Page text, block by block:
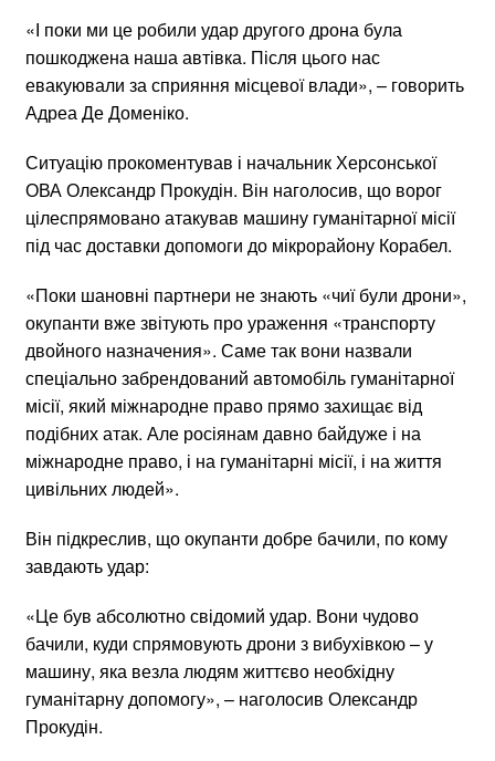
«І поки ми це робили удар другого дрона була
пошкоджена наша автівка. Після цього нас
евакуювали за сприяння місцевої влади», – говорить
Адреа Де Доменіко.
Ситуацію прокоментував і начальник Херсонської
ОВА Олександр Прокудін. Він наголосив, що ворог
цілеспрямовано атакував машину гуманітарної місії
під час доставки допомоги до мікрорайону Корабел.
«Поки шановні партнери не знають «чиї були дрони»,
окупанти вже звітують про ураження «транспорту
двойного назначения». Саме так вони назвали
спеціально забрендований автомобіль гуманітарної
місії, який міжнародне право прямо захищає від
подібних атак. Але росіянам давно байдуже і на
міжнародне право, і на гуманітарні місії, і на життя
цивільних людей».
Він підкреслив, що окупанти добре бачили, по кому
завдають удар:
«Це був абсолютно свідомий удар. Вони чудово
бачили, куди спрямовують дрони з вибухівкою – у
машину, яка везла людям життєво необхідну
гуманітарну допомогу», – наголосив Олександр
Прокудін.